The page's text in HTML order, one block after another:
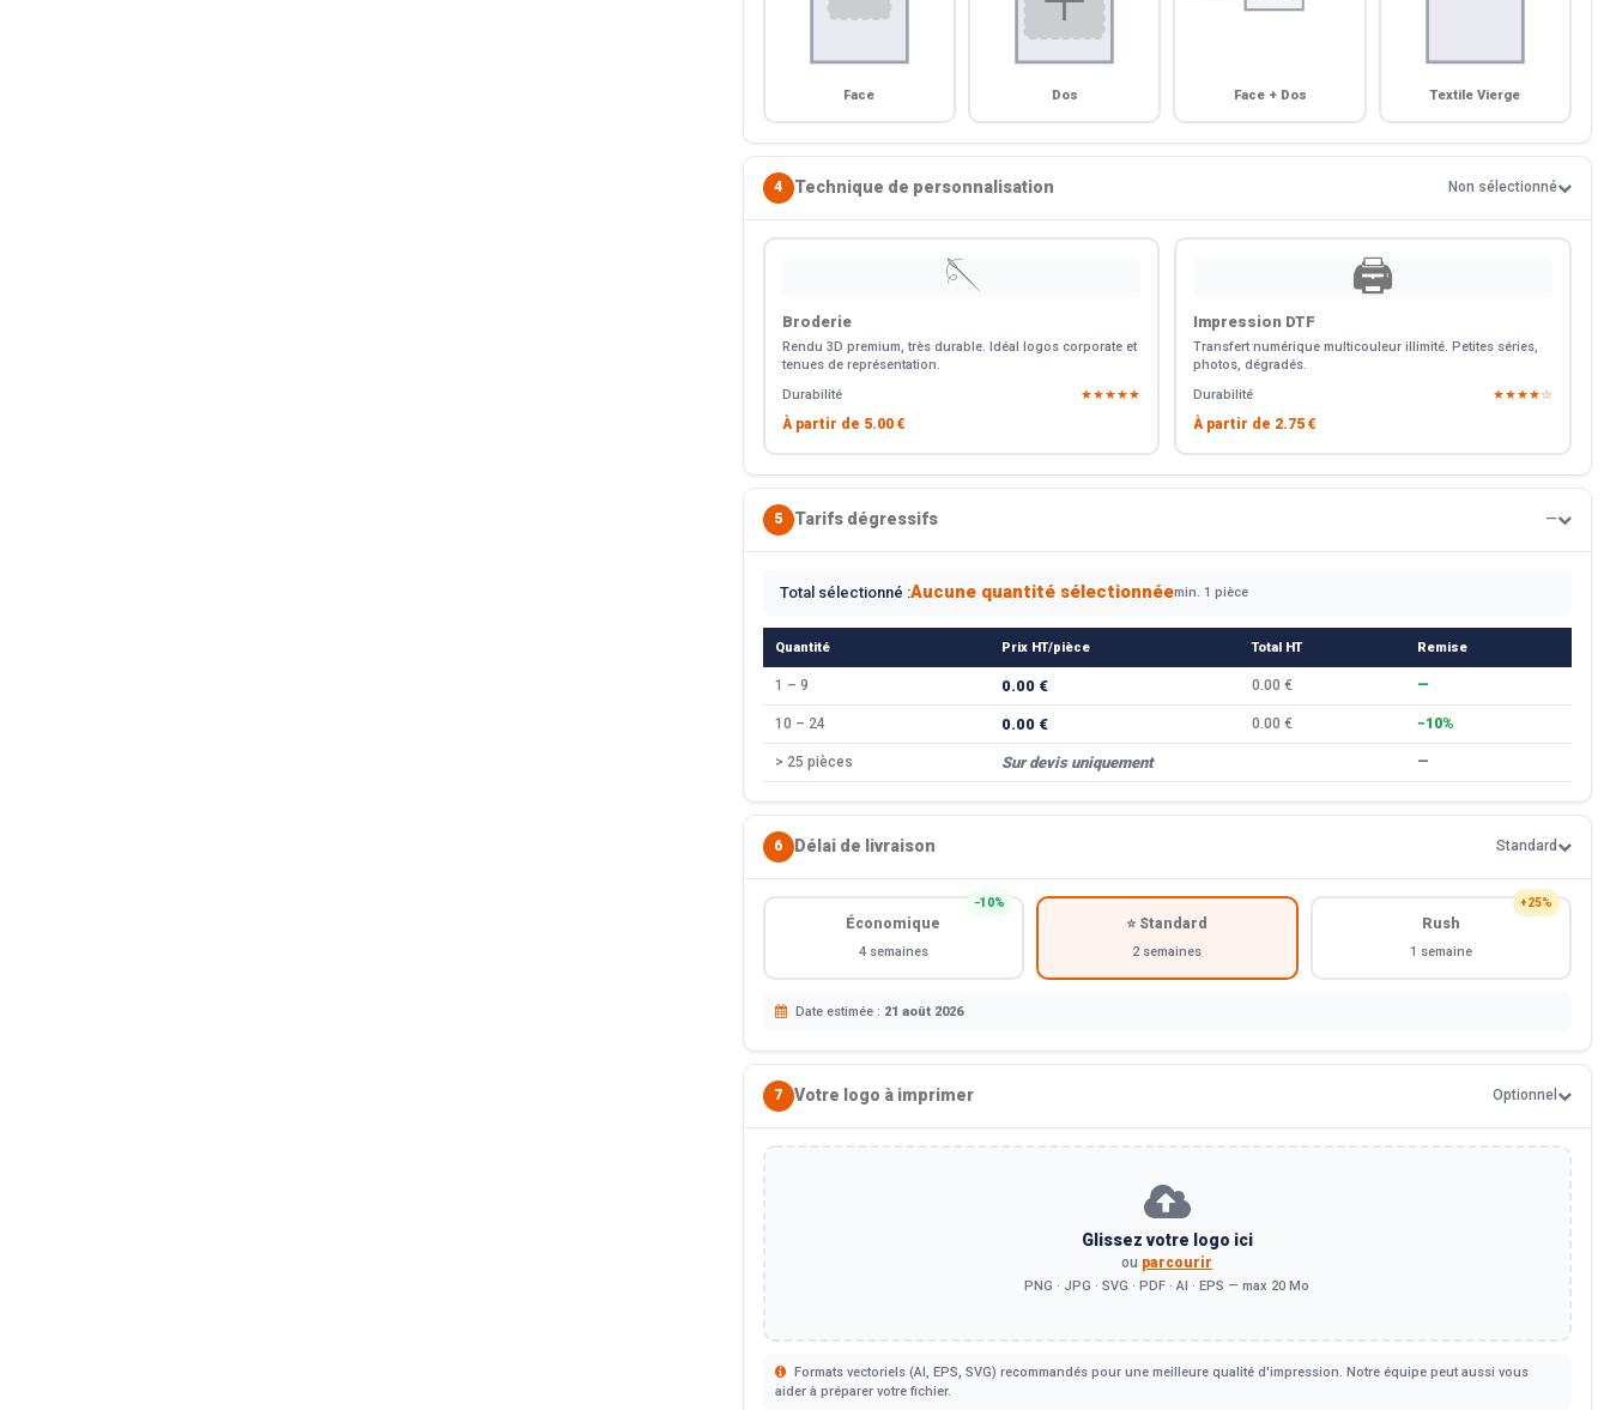
Face Dos Face + Dos Textile Vierge
4 Technique de personnalisation Non sélectionné
🪡
Broderie
Rendu 3D premium, très durable. Idéal logos corporate et
tenues de représentation.
Durabilité
★★★★★
À partir de 5.00 €
🖨️
Impression DTF
Transfert numérique multicouleur illimité. Petites séries,
photos, dégradés.
Durabilité
★★★★☆
À partir de 2.75 €
5 Tarifs dégressifs —
Total sélectionné :Aucune quantité sélectionnéemin. 1 pièce
Quantité Prix HT/pièce Total HT Remise
1 – 9 0.00 € 0.00 € —
10 – 24 0.00 € 0.00 € −10%
> 25 pièces Sur devis uniquement —
6 Délai de livraison Standard
−10%
Économique
4 semaines
⭐ Standard
2 semaines
+25%
Rush
1 semaine
Date estimée : 21 août 2026
7 Votre logo à imprimer Optionnel
Glissez votre logo ici
ou parcourir
PNG · JPG · SVG · PDF · AI · EPS — max 20 Mo
Formats vectoriels (AI, EPS, SVG) recommandés pour une meilleure qualité d'impression. Notre équipe peut aussi vous
aider à préparer votre fichier.